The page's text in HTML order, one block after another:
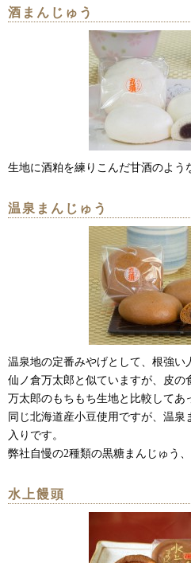
酒まんじゅう
生地に酒粕を練りこんだ甘酒のよう
温泉まんじゅう
温泉地の定番みやげとして、根強い
仙ノ倉万太郎と似ていますが、皮の
万太郎のもちもち生地と比較してあ
同じ北海道産小豆使用ですが、温泉
入りです。
弊社自慢の2種類の黒糖まんじゅう
水上饅頭